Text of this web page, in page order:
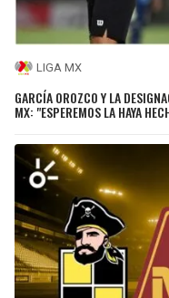
LIGA MX
GARCÍA OROZCO Y LA
MX: "ESPEREMOS LA HAYA